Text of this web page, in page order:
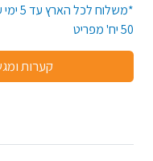
50 יח' מפריט
קערות ומגשים